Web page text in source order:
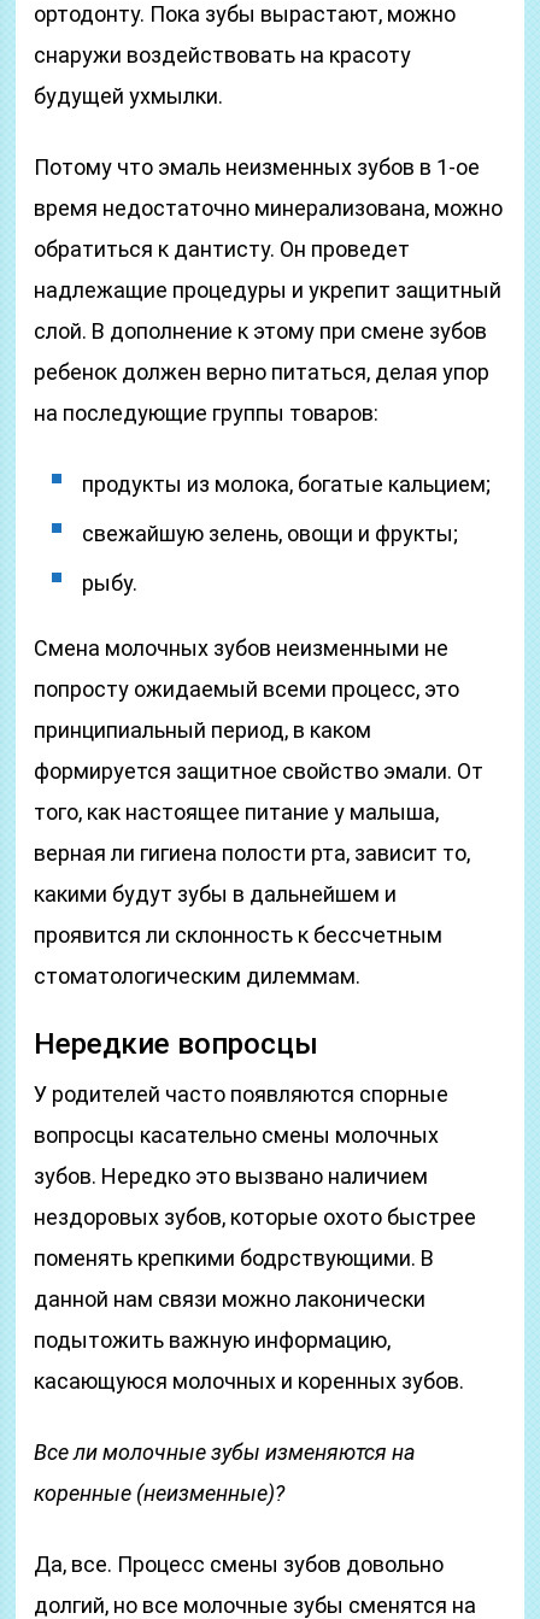
ортодонту. Пока зубы вырастают, можно
снаружи воздействовать на красоту
будущей ухмылки.
Потому что эмаль неизменных зубов в 1-ое
время недостаточно минерализована, можно
обратиться к дантисту. Он проведет
надлежащие процедуры и укрепит защитный
слой. В дополнение к этому при смене зубов
ребенок должен верно питаться, делая упор
на последующие группы товаров:
продукты из молока, богатые кальцием;
свежайшую зелень, овощи и фрукты;
рыбу.
Смена молочных зубов неизменными не
попросту ожидаемый всеми процесс, это
принципиальный период, в каком
формируется защитное свойство эмали. От
того, как настоящее питание у малыша,
верная ли гигиена полости рта, зависит то,
какими будут зубы в дальнейшем и
проявится ли склонность к бессчетным
стоматологическим дилеммам.
Нередкие вопросцы
У родителей часто появляются спорные
вопросцы касательно смены молочных
зубов. Нередко это вызвано наличием
нездоровых зубов, которые охото быстрее
поменять крепкими бодрствующими. В
данной нам связи можно лаконически
подытожить важную информацию,
касающуюся молочных и коренных зубов.
Все ли молочные зубы изменяются на
коренные (неизменные)?
Да, все. Процесс смены зубов довольно
долгий, но все молочные зубы сменятся на